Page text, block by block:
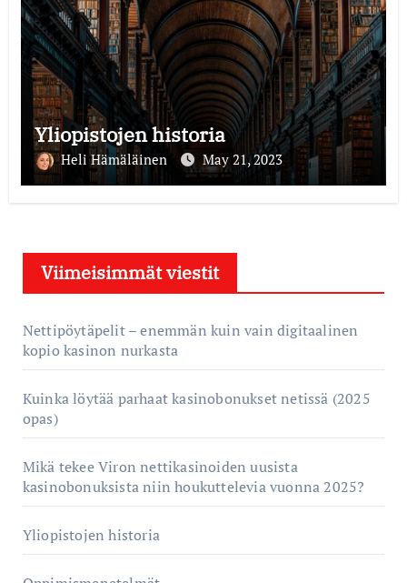
Yliopistojen historia
Heli Hämäläinen May 21, 2023
Viimeisimmät viestit
Nettipöytäpelit – enemmän kuin vain digitaalinen
kopio kasinon nurkasta
Kuinka löytää parhaat kasinobonukset netissä (2025
opas)
Mikä tekee Viron nettikasinoiden uusista
kasinobonuksista niin houkuttelevia vuonna 2025?
Yliopistojen historia